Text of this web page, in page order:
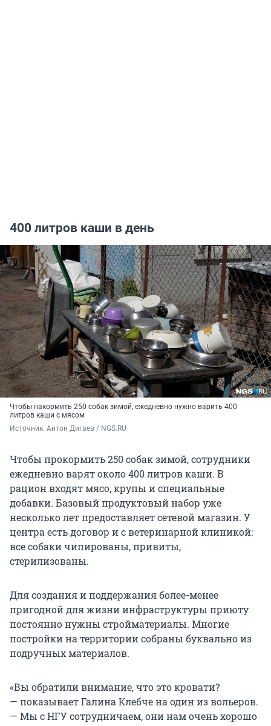
400 литров каши в день
Чтобы накормить 250 собак зимой, ежедневно нужно варить 400
литров каши с мясом
Источник: Антон Дигаев / NGS.RU
Чтобы прокормить 250 собак зимой, сотрудники
ежедневно варят около 400 литров каши. В
рацион входят мясо, крупы и специальные
добавки. Базовый продуктовый набор уже
несколько лет предоставляет сетевой магазин. У
центра есть договор и с ветеринарной клиникой:
все собаки чипированы, привиты,
стерилизованы.
Для создания и поддержания более-менее
пригодной для жизни инфраструктуры приюту
постоянно нужны стройматериалы. Многие
постройки на территории собраны буквально из
подручных материалов.
«Вы обратили внимание, что это кровати?
— показывает Галина Клебче на один из вольеров.
— Мы с НГУ сотрудничаем, они нам очень хорошо